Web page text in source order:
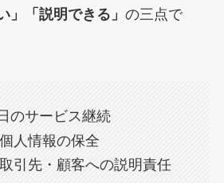
」「説明できる」 の三点で
のサービス継続
人情報の保全
引先・顧客への説明責任